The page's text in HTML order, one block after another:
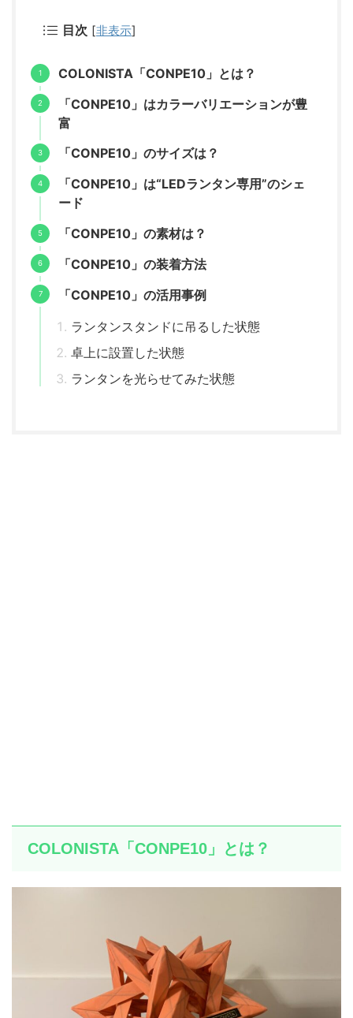
目次 [非表示]
COLONISTA「CONPE10」とは？
「CONPE10」はカラーバリエーションが豊
富
「CONPE10」のサイズは？
「CONPE10」は“LEDランタン専用”のシェ
ード
「CONPE10」の素材は？
「CONPE10」の装着方法
「CONPE10」の活用事例
ランタンスタンドに吊るした状態
卓上に設置した状態
ランタンを光らせてみた状態
COLONISTA「CONPE10」とは？